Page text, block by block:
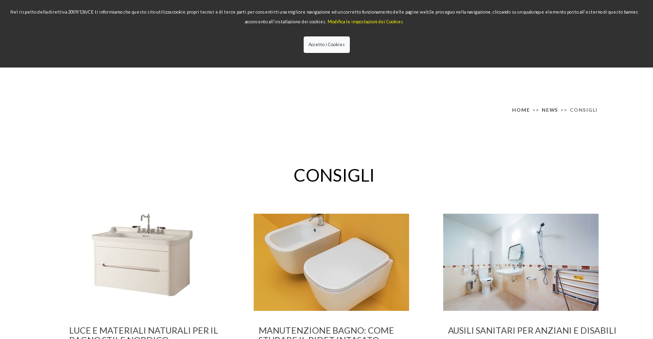
RU
HOME >> NEWS >> CONSIGLI
CONSIGLI
LUCE E MATERIALI NATURALI PER IL
MANUTENZIONE BAGNO: COME
AUSILI SANITARI PER ANZIANI E DISABILI
Nel rispetto della direttiva 2009/136/CE ti informiamo che questo sito utilizza cookie propri tecnici e di terze parti per consentirti una migliore navigazione ed un corretto funzionamento delle pagine web.Se proseguo nella navigazione, cliccando su un qualunque elemento posto all’esterno di questo banner,
acconsento all’installazione dei cookies. Modifica le impostazioni dei Cookies
Accetto i Cookies